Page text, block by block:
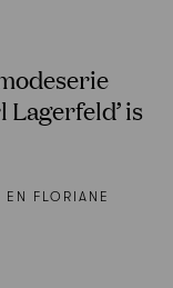
Lagerfeld’ is
FLORIANE